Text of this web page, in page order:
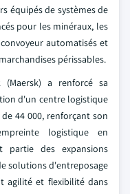
équipés de systèmes de
pour les minéraux, les
automatisés et
périssables.
(Maersk) a renforcé sa
d'un centre logistique
44 000, renforçant son
logistique en
partie des expansions
solutions d'entreposage
agilité et flexibilité dans